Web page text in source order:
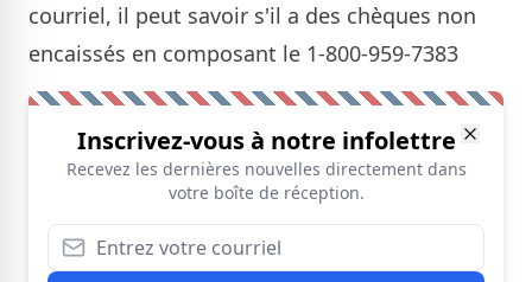
courriel, il peut savoir s'il a des chèques non
encaissés en composant le 1-800-959-7383
Inscrivez-vous à notre infolettre
Recevez les dernières nouvelles directement dans
votre boîte de réception.